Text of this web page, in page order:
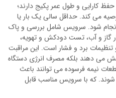
کارایی و طول عمر پکیج دارند؛
می کند. حداقل سالی یک بار یا
شود. سرویس شامل بررسی و پاک
گاز و آب، تست دودکش و تهویه،
برد و فشار است. این مراقبت
می دهند بلکه مصرف انرژی دستگاه
نیمه فرسوده می توانند باعث
که با سرویس مناسب قابل